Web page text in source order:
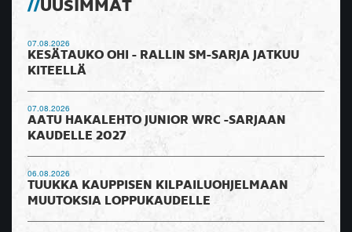
UUSIMMAT
07.08.2026
KESÄTAUKO OHI - RALLIN SM-SARJA JATKUU
KITEELLÄ
07.08.2026
AATU HAKALEHTO JUNIOR WRC -SARJAAN
KAUDELLE 2027
06.08.2026
TUUKKA KAUPPISEN KILPAILUOHJELMAAN
MUUTOKSIA LOPPUKAUDELLE